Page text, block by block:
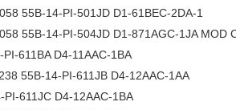
55B-14-PI-501JD D1-61BEC-2DA-1
55B-14-PI-504JD D1-871AGC-1JA MOD
611BA D4-11AAC-1BA
55B-14-PI-611JB D4-12AAC-1AA
611JC D4-12AAC-1BA